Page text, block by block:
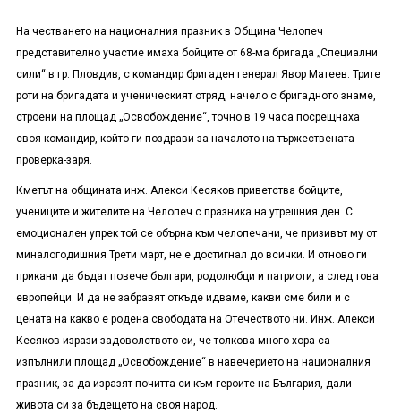
На честването на националния празник в Община Челопеч
представително участие имаха бойците от 68-ма бригада „Специални
сили“ в гр. Пловдив, с командир бригаден генерал Явор Матеев. Трите
роти на бригадата и ученическият отряд, начело с бригадното знаме,
строени на площад „Освобождение“, точно в 19 часа посрещнаха
своя командир, който ги поздрави за началото на тържествената
проверка-заря.
Кметът на общината инж. Алекси Кесяков приветства бойците,
учениците и жителите на Челопеч с празника на утрешния ден. С
емоционален упрек той се обърна към челопечани, че призивът му от
миналогодишния Трети март, не е достигнал до всички. И отново ги
прикани да бъдат повече българи, родолюбци и патриоти, а след това
европейци. И да не забравят откъде идваме, какви сме били и с
цената на какво е родена свободата на Отечеството ни. Инж. Алекси
Кесяков изрази задоволството си, че толкова много хора са
изпълнили площад „Освобождение“ в навечерието на националния
празник, за да изразят почитта си към героите на България, дали
живота си за бъдещето на своя народ.